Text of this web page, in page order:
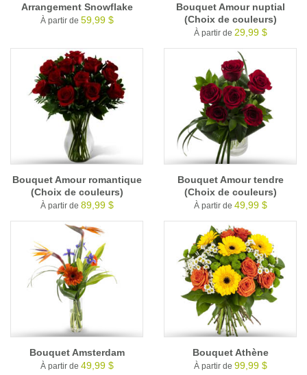
Arrangement Snowflake
À partir de 59,99 $
Bouquet Amour nuptial
(Choix de couleurs)
À partir de 29,99 $
Bouquet Amour romantique
(Choix de couleurs)
À partir de 89,99 $
Bouquet Amour tendre
(Choix de couleurs)
À partir de 49,99 $
Bouquet Amsterdam
À partir de 49,99 $
Bouquet Athène
À partir de 99,99 $